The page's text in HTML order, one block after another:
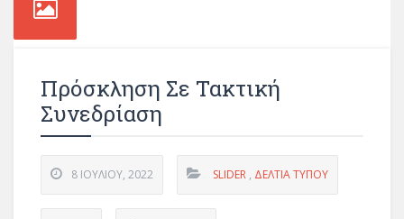
Πρόσκληση Σε Τακτική
Συνεδρίαση
8 ΙΟΥΛΊΟΥ, 2022 SLIDER , ΔΕΛΤΊΑ ΤΎΠΟΥ